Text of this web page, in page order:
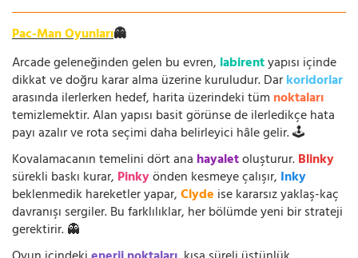
Pac-Man Oyunları👻
Arcade geleneğinden gelen bu evren, labirentyapısı içinde
dikkat ve doğru karar alma üzerine kuruludur. Darkoridorlar
arasında ilerlerken hedef, harita üzerindeki tüm noktaları
temizlemektir. Alan yapısı basit görünse de ilerledikçe hata
payı azalır ve rota seçimi daha belirleyici hâle gelir. 🕹️
Kovalamacanın temelini dört ana hayaletoluşturur.Blinky
sürekli baskı kurar, Pinkyönden kesmeye çalışır, Inky
beklenmedik hareketler yapar,Clyde ise kararsız yaklaş-kaç
davranışı sergiler. Bu farklılıklar, her bölümde yeni bir strateji
gerektirir. 👻